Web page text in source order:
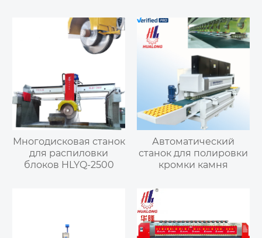
Многодисковая станок
для распиловки
блоков HLYQ-2500
Автоматический
станок для полировки
кромки камня